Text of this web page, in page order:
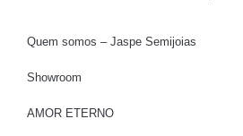
Quem somos – Jaspe Semijoias
Showroom
AMOR ETERNO